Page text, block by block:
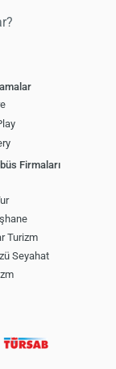
Firmaları
Turizm
Seyahat